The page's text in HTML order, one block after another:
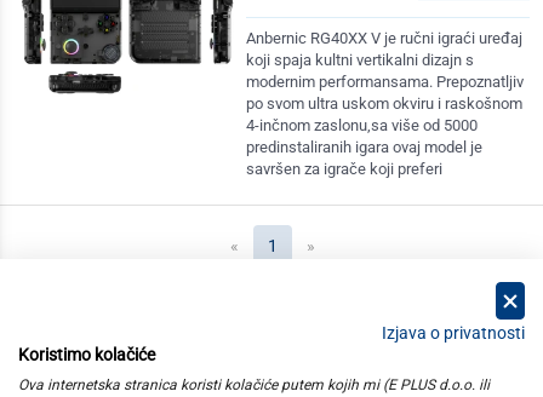
Anbernic RG40XX V je ručni igraći uređaj
koji spaja kultni vertikalni dizajn s
modernim performansama. Prepoznatljiv
po svom ultra uskom okviru i raskošnom
4-inčnom zaslonu,sa više od 5000
predinstaliranih igara ovaj model je
savršen za igrače koji preferi
« 1 (current)
»
kategorije
Izjava o privatnosti
Koristimo kolačiće
Ova internetska stranica koristi kolačiće putem kojih mi (E PLUS d.o.o. ili